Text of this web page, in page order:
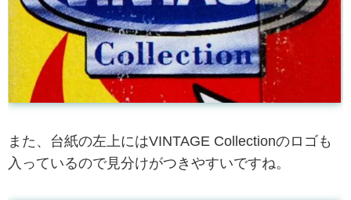
また、台紙の左上にはVINTAGE Collectionのロゴも
入っているので見分けがつきやすいですね。